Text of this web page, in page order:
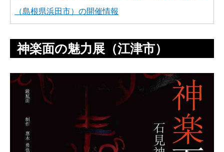
（島根県浜田市）の開催情報
神楽面の魅力展（江津市）